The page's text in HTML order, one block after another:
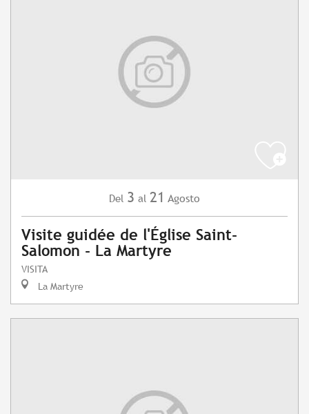
Del 3 al 21 Agosto
Visite guidée de l'Église Saint-
Salomon - La Martyre
VISITA
La Martyre